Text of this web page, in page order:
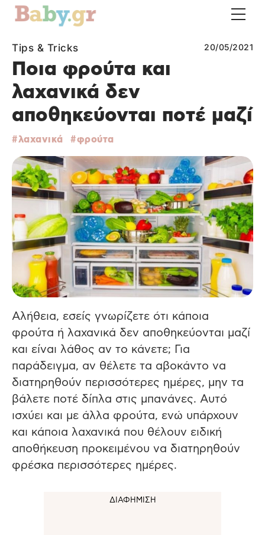
Tips & Tricks 20/05/2021
Ποια φρούτα και
λαχανικά δεν
αποθηκεύονται ποτέ μαζί
λαχανικά φρούτα
Αλήθεια, εσείς γνωρίζετε ότι κάποια
φρούτα ή λαχανικά δεν αποθηκεύονται μαζί
και είναι λάθος αν το κάνετε; Για
παράδειγμα, αν θέλετε τα αβοκάντο να
διατηρηθούν περισσότερες ημέρες, μην τα
βάλετε ποτέ δίπλα στις μπανάνες. Αυτό
ισχύει και με άλλα φρούτα, ενώ υπάρχουν
και κάποια λαχανικά που θέλουν ειδική
αποθήκευση προκειμένου να διατηρηθούν
φρέσκα περισσότερες ημέρες.